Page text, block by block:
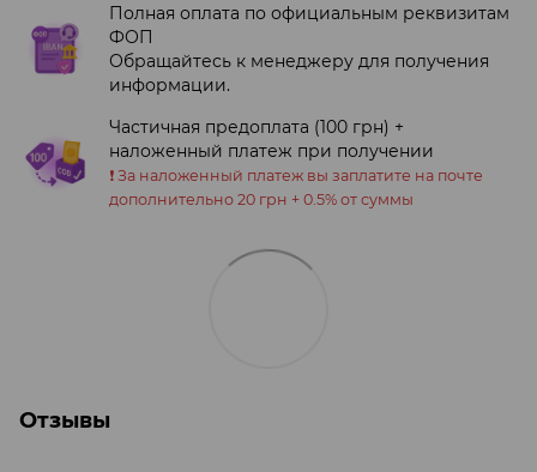
Полная оплата по официальным реквизитам
ФОП
Обращайтесь к менеджеру для получения
информации.
Частичная предоплата (100 грн) +
наложенный платеж при получении
❗️ За наложенный платеж вы заплатите на почте
дополнительно 20 грн + 0.5% от суммы
Отзывы